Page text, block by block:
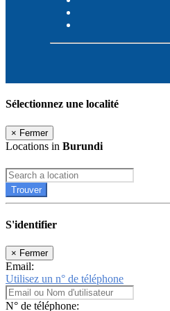
Sélectionnez une localité
× Fermer
Locations in Burundi
Trouver
S'identifier
× Fermer
Email:
Utilisez un n° de téléphone
N° de téléphone: